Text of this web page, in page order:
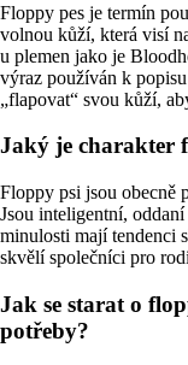
Floppy pes je termín
volnou kůží, která visí
u plemen jako je
výraz používán k
„flapovat“ svou kůží,
Jaký je charakter
Floppy psi jsou obecně
Jsou inteligentní,
minulosti mají tendenci
skvělí společníci pro
Jak se starat o
potřeby?